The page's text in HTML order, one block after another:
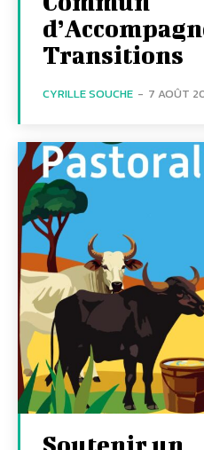
Transitions
CYRILLE SOUCHE - 7 AOÛT
Soutenir un